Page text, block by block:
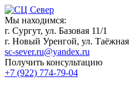
Мы находимся:
г. Сургут, ул. Базовая 11/1
г. Новый Уренгой, ул.
sc-sever.ru@yandex.ru
Получить консультацию
+7 (922) 774-79-04